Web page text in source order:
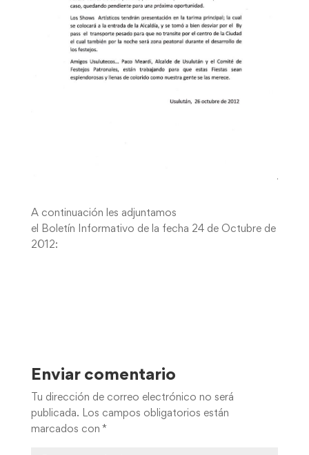
A continuación les adjuntamos
el Boletín Informativo de la fecha 24 de Octubre de
2012:
Enviar comentario
Tu dirección de correo electrónico no será
publicada. Los campos obligatorios están
marcados con *